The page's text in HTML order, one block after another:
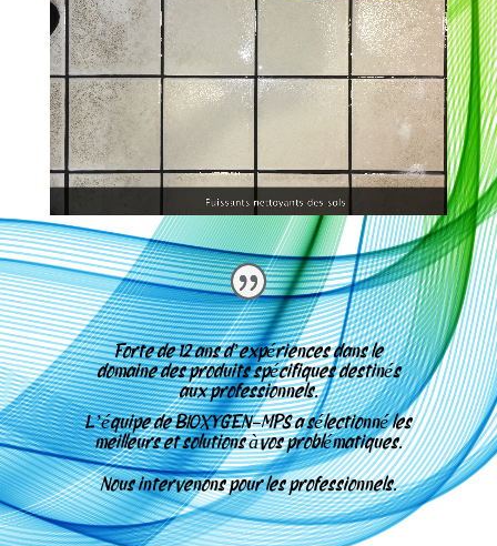
Forte de 12 ans d’expériences dans le
domaine des produits spécifiques destinés
aux professionnels.
L’équipe deBIOXYGEN-MPS a sélectionné les
meilleurs et solutions àvos problématiques.
Nous intervenons pour les professionnels.